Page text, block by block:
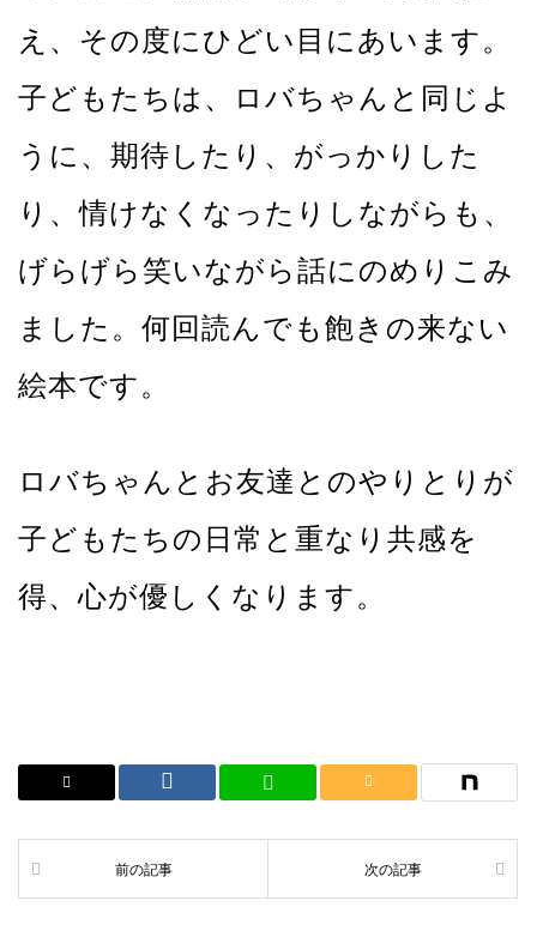
え、その度にひどい目にあいます。
子どもたちは、ロバちゃんと同じよ
うに、期待したり、がっかりした
り、情けなくなったりしながらも、
げらげら笑いながら話にのめりこみ
ました。何回読んでも飽きの来ない
絵本です。
ロバちゃんとお友達とのやりとりが
子どもたちの日常と重なり共感を
得、心が優しくなります。
前の記事 次の記事